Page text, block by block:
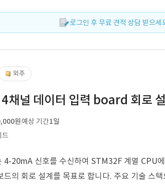
로그인 후 무료 견적 상담 받으세
외주
채널 데이터 입력 board 회로
원예상 기간1일
드
4-20mA 신호를 수신하여 STM32F 계열 CPU
드의 회로 설계를 목표로 합니다. 주요 기술 스